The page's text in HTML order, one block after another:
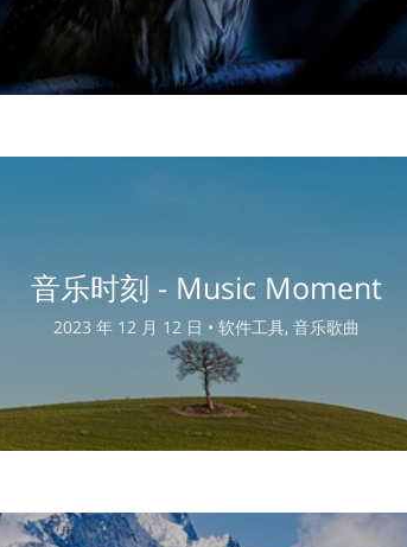
音乐时刻 - Music Moment
2023 年 12 月 12 日 • 软件工具, 音乐歌曲